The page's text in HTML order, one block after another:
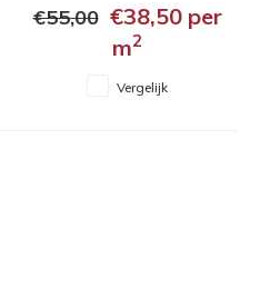
€55,00 €38,50per
m2
Vergelijk